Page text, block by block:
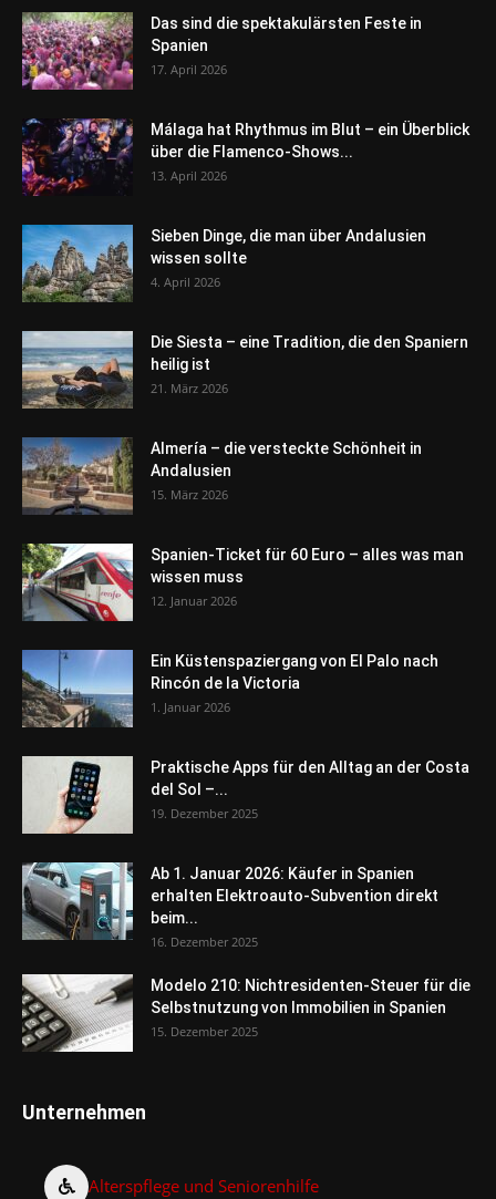
Das sind die spektakulärsten Feste in
Spanien
17. April 2026
Málaga hat Rhythmus im Blut – ein Überblick
über die Flamenco-Shows...
13. April 2026
Sieben Dinge, die man über Andalusien
wissen sollte
4. April 2026
Die Siesta – eine Tradition, die den Spaniern
heilig ist
21. März 2026
Almería – die versteckte Schönheit in
Andalusien
15. März 2026
Spanien-Ticket für 60 Euro – alles was man
wissen muss
12. Januar 2026
Ein Küstenspaziergang von El Palo nach
Rincón de la Victoria
1. Januar 2026
Praktische Apps für den Alltag an der Costa
del Sol –...
19. Dezember 2025
Ab 1. Januar 2026: Käufer in Spanien
erhalten Elektroauto-Subvention direkt
beim...
16. Dezember 2025
Modelo 210: Nichtresidenten-Steuer für die
Selbstnutzung von Immobilien in Spanien
15. Dezember 2025
Unternehmen
Alterspflege und Seniorenhilfe